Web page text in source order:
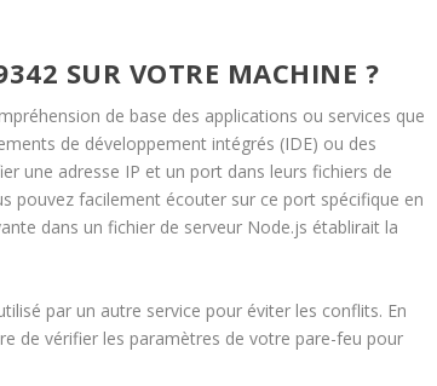
SUR VOTRE MACHINE ?
de base des applications ou services que
de développement intégrés (IDE) ou des
une adresse IP et un port dans leurs fichiers de
pouvez facilement écouter sur ce port spécifique en
dans un fichier de serveur Node.js établirait la
par un autre service pour éviter les conflits. En
de vérifier les paramètres de votre pare-feu pour